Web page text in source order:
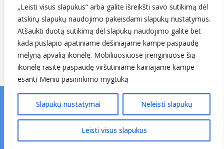
„Leisti visus slapukus“ arba galite išreikšti savo sutikimą dėl
atskirų slapukų naudojimo pakeisdami slapukų nustatymus.
Atšaukti duotą sutikimą dėl slapukų naudojimo galite bet
kada puslapio apatiniame dešiniajame kampe paspaudę
mėlyną apvalią ikonėlę. Mobiliuosiuose įrenginiuose šią
ikonėlę rasite paspaudę viršutiniame kairiajame kampe
esantį Meniu pasirinkimo mygtuką
Slapukų nustatymai Neleisti slapukų
Leisti visus slapukus
Sekite mus
© Lietuvos hidrometeorologijos tarnyba prie Aplinkos